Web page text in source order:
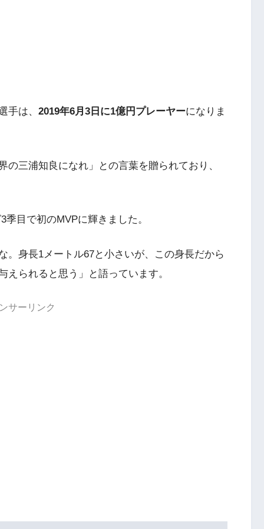
手は、 2019年6月3日に1億円プレーヤーになりま
三浦知良になれ」との言葉を贈られており、
目で初のMVPに輝きました。
。身長1メートル67と小さいが、この身長だから
られると思う」と語っています。
サーリンク